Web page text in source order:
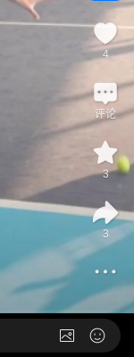
4
评论
3
3